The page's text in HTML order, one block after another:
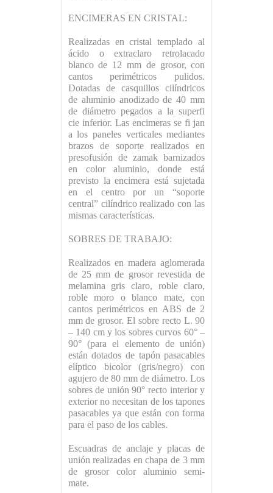
ENCIMERAS EN CRISTAL:
Realizadas en cristal templado al
ácido o extraclaro retrolacado
blanco de 12 mm de grosor, con
cantos perimétricos pulidos.
Dotadas de casquillos cilíndricos
de aluminio anodizado de 40 mm
de diámetro pegados a la superfi
cie inferior. Las encimeras se fi jan
a los paneles verticales mediantes
brazos de soporte realizados en
presofusión de zamak barnizados
en color aluminio, donde está
previsto la encimera está sujetada
en el centro por un “soporte
central” cilíndrico realizado con las
mismas características.
SOBRES DE TRABAJO:
Realizados en madera aglomerada
de 25 mm de grosor revestida de
melamina gris claro, roble claro,
roble moro o blanco mate, con
cantos perimétricos en ABS de 2
mm de grosor. El sobre recto L. 90
– 140 cm y los sobres curvos 60° –
90° (para el elemento de unión)
están dotados de tapón pasacables
elíptico bicolor (gris/negro) con
agujero de 80 mm de diámetro. Los
sobres de unión 90° recto interior y
exterior no necesitan de los tapones
pasacables ya que están con forma
para el paso de los cables.
Escuadras de anclaje y placas de
unión realizadas en chapa de 3 mm
de grosor color aluminio semi-
mate.